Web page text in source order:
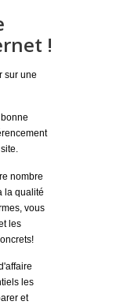
!
sur une
nombre
la qualité
vous
les
les
et